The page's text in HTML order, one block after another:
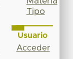
Tipo
Usuario
Acceder